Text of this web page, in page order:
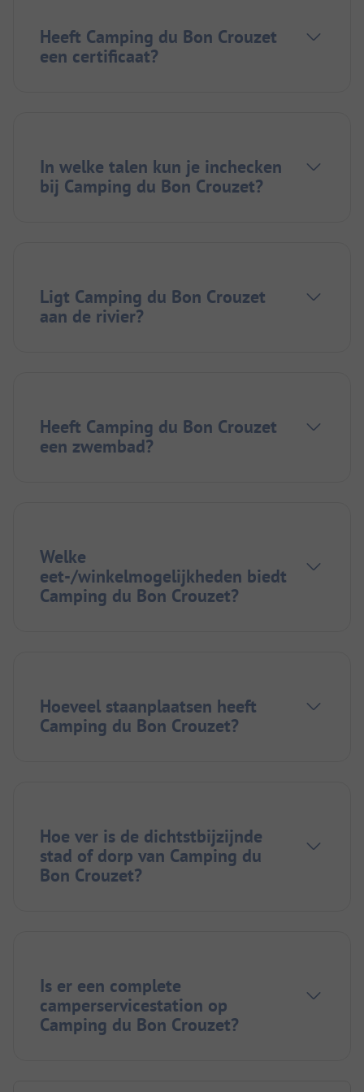
Heeft Camping du Bon Crouzet
een certificaat?
In welke talen kun je inchecken
bij Camping du Bon Crouzet?
Ligt Camping du Bon Crouzet
aan de rivier?
Heeft Camping du Bon Crouzet
een zwembad?
Welke
eet-/winkelmogelijkheden biedt
Camping du Bon Crouzet?
Hoeveel staanplaatsen heeft
Camping du Bon Crouzet?
Hoe ver is de dichtstbijzijnde
stad of dorp van Camping du
Bon Crouzet?
Is er een complete
camperservicestation op
Camping du Bon Crouzet?